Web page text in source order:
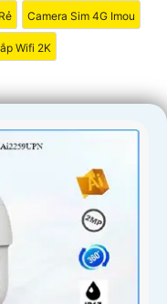
Camera Sim 4G Imou
Wifi 2K